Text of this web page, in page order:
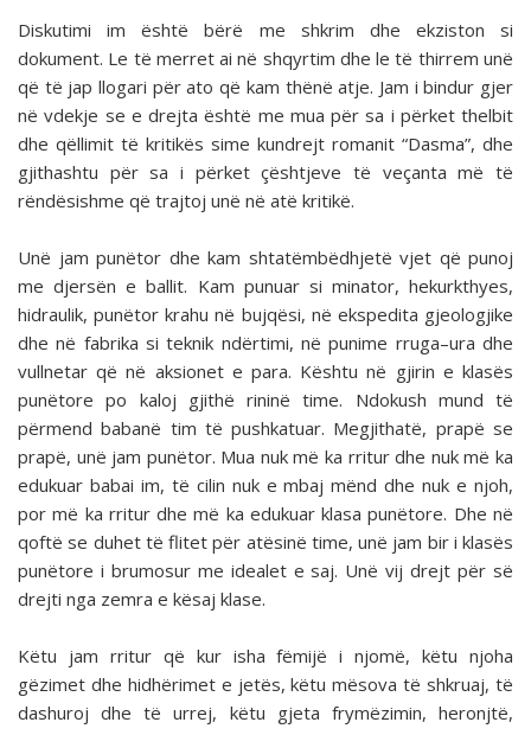
Diskutimi im është bërë me shkrim dhe ekziston si
dokument. Le të merret ai në shqyrtim dhe le të thirrem unë
që të jap llogari për ato që kam thënë atje. Jam i bindur gjer
në vdekje se e drejta është me mua për sa i përket thelbit
dhe qëllimit të kritikës sime kundrejt romanit “Dasma”, dhe
gjithashtu për sa i përket çështjeve të veçanta më të
rëndësishme që trajtoj unë në atë kritikë.
Unë jam punëtor dhe kam shtatëmbëdhjetë vjet që punoj
me djersën e ballit. Kam punuar si minator, hekurkthyes,
hidraulik, punëtor krahu në bujqësi, në ekspedita gjeologjike
dhe në fabrika si teknik ndërtimi, në punime rruga–ura dhe
vullnetar që në aksionet e para. Kështu në gjirin e klasës
punëtore po kaloj gjithë rininë time. Ndokush mund të
përmend babanë tim të pushkatuar. Megjithatë, prapë se
prapë, unë jam punëtor. Mua nuk më ka rritur dhe nuk më ka
edukuar babai im, të cilin nuk e mbaj mënd dhe nuk e njoh,
por më ka rritur dhe më ka edukuar klasa punëtore. Dhe në
qoftë se duhet të flitet për atësinë time, unë jam bir i klasës
punëtore i brumosur me idealet e saj. Unë vij drejt për së
drejti nga zemra e kësaj klase.
Këtu jam rritur që kur isha fëmijë i njomë, këtu njoha
gëzimet dhe hidhërimet e jetës, këtu mësova të shkruaj, të
dashuroj dhe të urrej, këtu gjeta frymëzimin, heronjtë,